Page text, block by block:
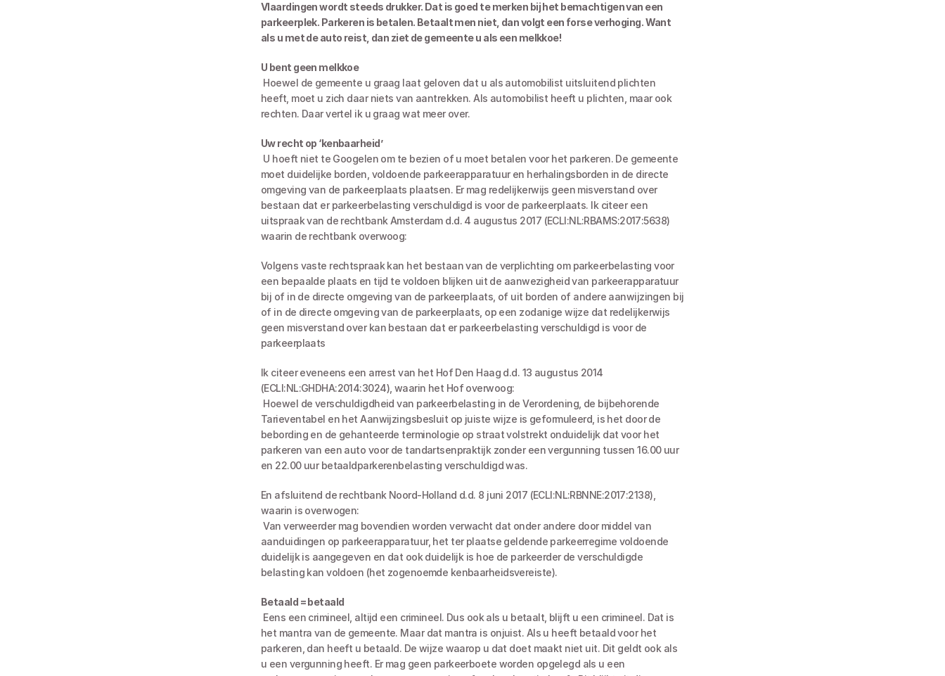
Vlaardingen wordt steeds drukker. Dat is goed te merken bij het bemachtigen van een
parkeerplek. Parkeren is betalen. Betaalt men niet, dan volgt een forse verhoging. Want
als u met de auto reist, dan ziet de gemeente u als een melkkoe!
U bent geen melkkoe
heeft, moet u zich daar niets van aantrekken. Als automobilist heeft u plichten, maar ook
rechten. Daar vertel ik u graag wat meer over.
Uw recht op ‘kenbaarheid’
moet duidelijke borden, voldoende parkeerapparatuur en herhalingsborden in de directe
omgeving van de parkeerplaats plaatsen. Er mag redelijkerwijs geen misverstand over
bestaan dat er parkeerbelasting verschuldigd is voor de parkeerplaats. Ik citeer een
uitspraak van de rechtbank Amsterdam d.d. 4 augustus 2017 (ECLI:NL:RBAMS:2017:5638)
waarin de rechtbank overwoog:
Volgens vaste rechtspraak kan het bestaan van de verplichting om parkeerbelasting voor
een bepaalde plaats en tijd te voldoen blijken uit de aanwezigheid van parkeerapparatuur
bij of in de directe omgeving van de parkeerplaats, of uit borden of andere aanwijzingen bij
of in de directe omgeving van de parkeerplaats, op een zodanige wijze dat redelijkerwijs
geen misverstand over kan bestaan dat er parkeerbelasting verschuldigd is voor de
parkeerplaats
Ik citeer eveneens een arrest van het Hof Den Haag d.d. 13 augustus 2014
(ECLI:NL:GHDHA:2014:3024), waarin het Hof overwoog:
Tarieventabel en het Aanwijzingsbesluit op juiste wijze is geformuleerd, is het door de
bebording en de gehanteerde terminologie op straat volstrekt onduidelijk dat voor het
parkeren van een auto voor de tandartsenpraktijk zonder een vergunning tussen 16.00 uur
en 22.00 uur betaaldparkerenbelasting verschuldigd was.
En afsluitend de rechtbank Noord-Holland d.d. 8 juni 2017 (ECLI:NL:RBNNE:2017:2138),
waarin is overwogen:
Van verweerder mag bovendien worden verwacht dat onder andere door middel van
aanduidingen op parkeerapparatuur, het ter plaatse geldende parkeerregime voldoende
duidelijk is aangegeven en dat ook duidelijk is hoe de parkeerder de verschuldigde
belasting kan voldoen (het zogenoemde kenbaarheidsvereiste).
Betaald = betaald
het mantra van de gemeente. Maar dat mantra is onjuist. Als u heeft betaald voor het
parkeren, dan heeft u betaald. De wijze waarop u dat doet maakt niet uit. Dit geldt ook als
u een vergunning heeft. Er mag geen parkeerboete worden opgelegd als u een